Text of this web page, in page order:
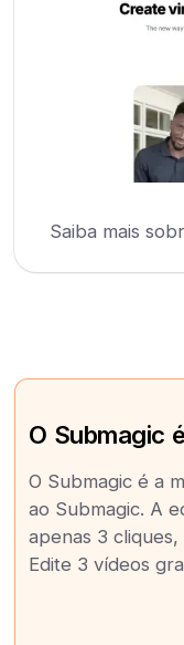
Saiba mais
O Submagic
O Submagic é a
ao Submagic. A
apenas 3
Edite 3 vídeos